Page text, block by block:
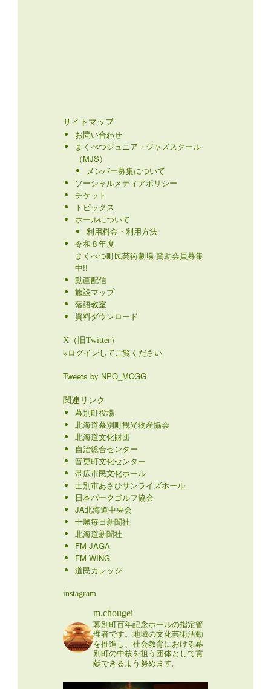
サイトマップ
お問い合わせ
まくべつジュニア・ジャズスクール
（MJS）
メンバー募集について
ソーシャルメディアポリシー
チケット
トピックス
ホールについて
利用料金・利用方法
令和８年度
まくべつ町民芸術劇場 賛助会員募集
中!!
動画配信
施設マップ
落語教室
資料ダウンロード
X（旧Twitter）
※ログインしてご覧ください
Tweets by NPO_MCGG
関連リンク
幕別町役場
北海道幕別町観光物産協会
北海道文化財団
自治総合センター
音更町文化センター
帯広市民文化ホール
士別市あさひサンライズホール
日本パークゴルフ協会
JA北海道中央会
十勝毎日新聞社
北海道新聞社
FM JAGA
FM WING
道民カレッジ
instagram
m.chougei
幕別町百年記念ホールの指定管
理者です。地域の文化芸術活動
を推進し、社会教育における幕
別町の中核を担う団体として貢
献できるよう努めます。